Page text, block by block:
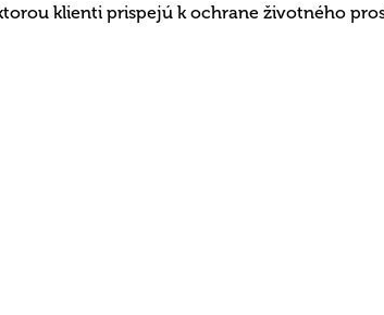
klienti prispejú k ochrane životného